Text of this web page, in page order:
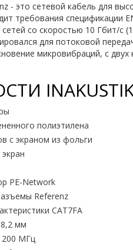
- это сетевой кабель для
требования спецификации
со скоростью 10 Гбит/с
для потоковой
микровибраций, с
INAKUSTIK
полиэтилена
с экраном из фольги
PE-Network
Referenz
CAT7FA
мм
МГц